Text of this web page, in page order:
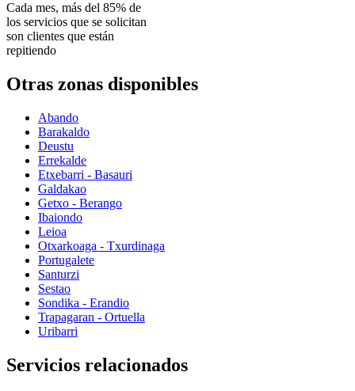
Cada mes, más del 85% de
los servicios que se solicitan
son clientes que están
repitiendo
Otras zonas disponibles
Abando
Barakaldo
Deustu
Errekalde
Etxebarri - Basauri
Galdakao
Getxo - Berango
Ibaiondo
Leioa
Otxarkoaga - Txurdinaga
Portugalete
Santurzi
Sestao
Sondika - Erandio
Trapagaran - Ortuella
Uribarri
Servicios relacionados